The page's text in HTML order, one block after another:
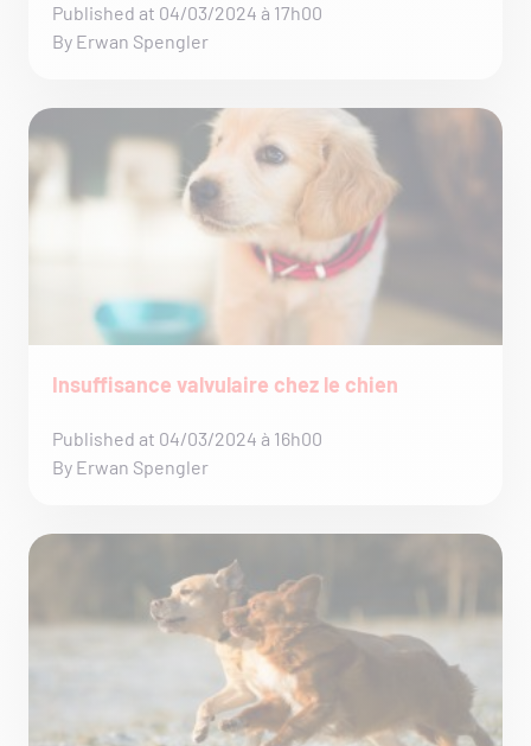
Published at 04/03/2024 à 17h00
By Erwan Spengler
Insuffisance valvulaire chez le chien
Published at 04/03/2024 à 16h00
By Erwan Spengler